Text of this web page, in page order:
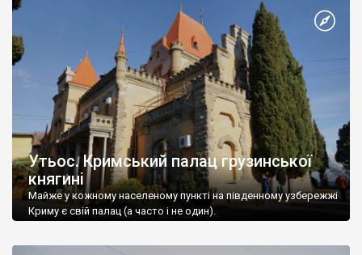
Утьос. Кримський палац грузинської
княгині
Майже у кожному населеному пункті на південному узбережжі
Криму є свій палац (а часто і не один).